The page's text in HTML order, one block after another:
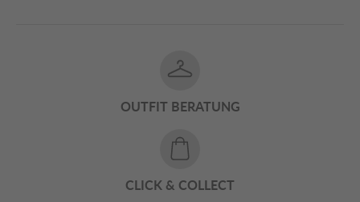
OUTFIT BERATUNG
CLICK & COLLECT